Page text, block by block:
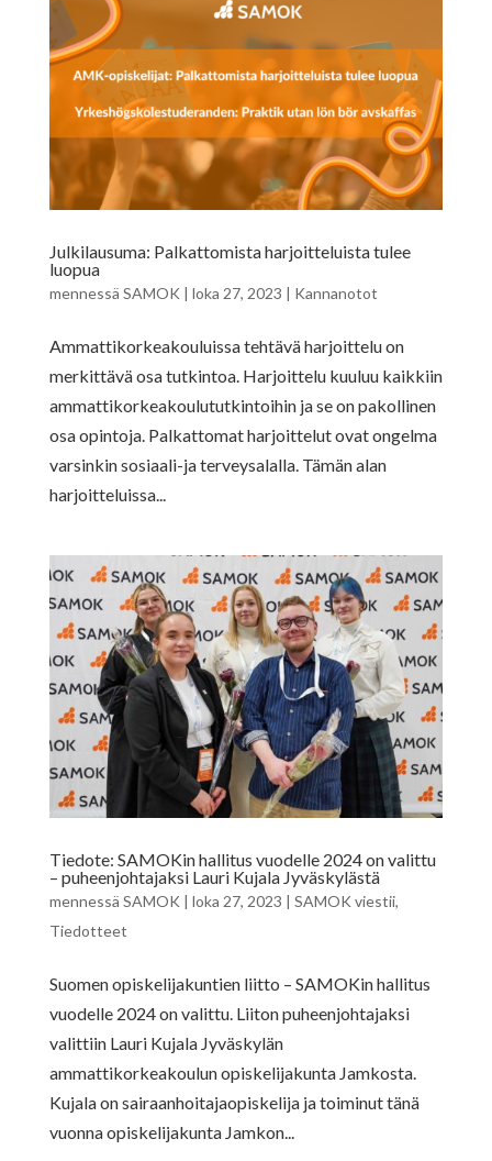
Julkilausuma: Palkattomista harjoitteluista tulee
luopua
mennessä SAMOK | loka 27, 2023 | Kannanotot
Ammattikorkeakouluissa tehtävä harjoittelu on
merkittävä osa tutkintoa. Harjoittelu kuuluu kaikkiin
ammattikorkeakoulututkintoihin ja se on pakollinen
osa opintoja. Palkattomat harjoittelut ovat ongelma
varsinkin sosiaali-ja terveysalalla. Tämän alan
harjoitteluissa...
Tiedote: SAMOKin hallitus vuodelle 2024 on valittu
– puheenjohtajaksi Lauri Kujala Jyväskylästä
mennessä SAMOK | loka 27, 2023 | SAMOK viestii,
Tiedotteet
Suomen opiskelijakuntien liitto – SAMOKin hallitus
vuodelle 2024 on valittu. Liiton puheenjohtajaksi
valittiin Lauri Kujala Jyväskylän
ammattikorkeakoulun opiskelijakunta Jamkosta.
Kujala on sairaanhoitajaopiskelija ja toiminut tänä
vuonna opiskelijakunta Jamkon...